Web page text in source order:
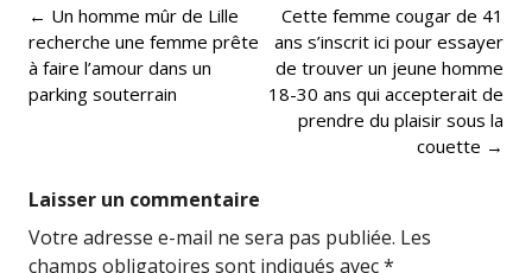
Post
navigation
← Un homme mûr de Lille
recherche une femme prête
à faire l’amour dans un
parking souterrain
Cette femme cougar de 41
ans s’inscrit ici pour essayer
de trouver un jeune homme
18-30 ans qui accepterait de
prendre du plaisir sous la
couette →
Laisser un commentaire
Votre adresse e-mail ne sera pas publiée. Les
champs obligatoires sont indiqués avec*